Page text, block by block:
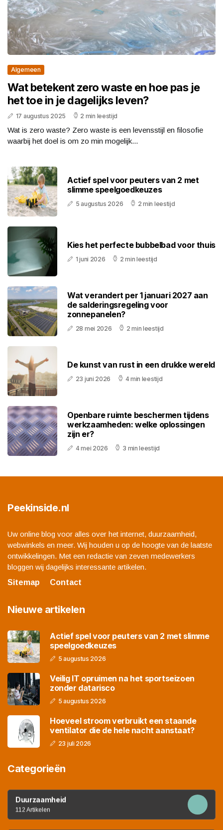
Algemeen
Wat betekent zero waste en hoe pas je
het toe in je dagelijks leven?
17 augustus 2025 2 min leestijd
Wat is zero waste? Zero waste is een levensstijl en filosofie
waarbij het doel is om zo min mogelijk...
Actief spel voor peuters van 2 met
slimme speelgoedkeuzes
5 augustus 2026 2 min leestijd
Kies het perfecte bubbelbad voor thuis
1 juni 2026 2 min leestijd
Wat verandert per 1 januari 2027 aan
de salderingsregeling voor
zonnepanelen?
28 mei 2026 2 min leestijd
De kunst van rust in een drukke wereld
23 juni 2026 4 min leestijd
Openbare ruimte beschermen tijdens
werkzaamheden: welke oplossingen
zijn er?
4 mei 2026 3 min leestijd
Peekinside.nl
Uw online blog voor alles over het internet, duurzaamheid,
webwinkels en meer. Wij houden u op de hoogte van de laatste
ontwikkelingen. Met een redactie van zeven medewerkers
bloggen wij dagelijks interessante artikelen.
Sitemap
Contact
Nieuwe artikelen
Actief spel voor peuters van 2 met slimme
speelgoedkeuzes
5 augustus 2026
Veilig IT opruimen na het sportseizoen
zonder datarisco
5 augustus 2026
Hoeveel stroom verbruikt een staande
ventilator die de hele nacht aanstaat?
23 juli 2026
Categorieën
Duurzaamheid
112 Artikelen